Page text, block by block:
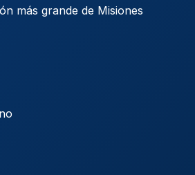
más grande de Misiones